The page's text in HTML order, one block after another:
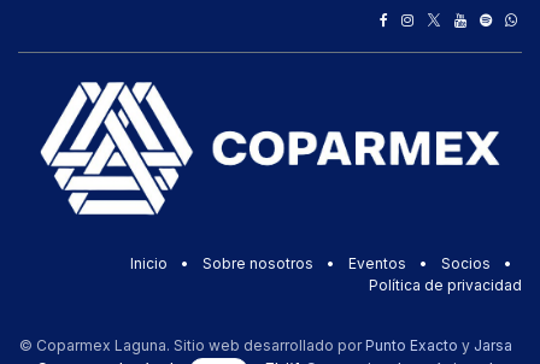
Inicio • Sobre nosotros • Eventos • Socios
•
Política de privacidad
© Coparmex Laguna. Sitio web desarrollado por Punto Exacto y Jarsa